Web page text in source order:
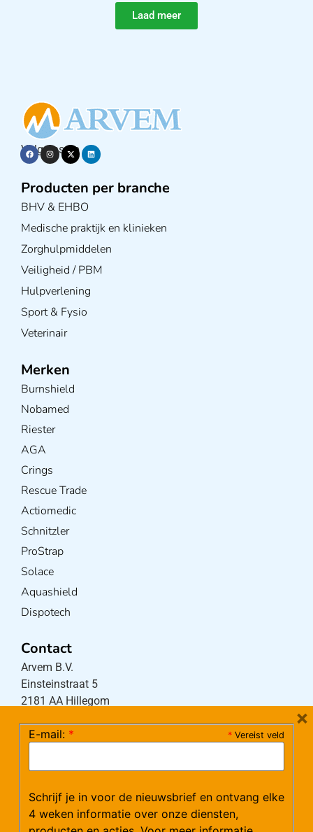
Laad meer
Volg ons op
Producten per branche
BHV & EHBO
Medische praktijk en klinieken
Zorghulpmiddelen
Veiligheid / PBM
Hulpverlening
Sport & Fysio
Veterinair
Merken
Burnshield
Nobamed
Riester
AGA
Crings
Rescue Trade
Actiomedic
Schnitzler
ProStrap
Solace
Aquashield
Dispotech
Contact
Arvem B.V.
Einsteinstraat 5
2181 AA Hillegom
(maandag – donderdag 08:30-17:15 uur / vrijdag
Mail:klantenservice@arvem.nl
* Vereist veld
E-mail: *
Schrijf je in voor de nieuwsbrief en ontvang elke
4 weken informatie over onze diensten,
×